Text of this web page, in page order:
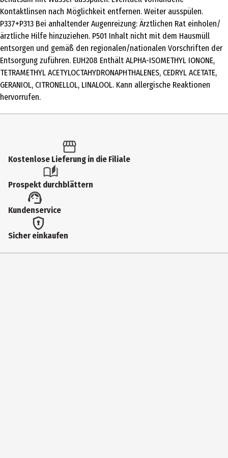
Tonkabohne, Vanille, weißer Moschus
Herznote
Rose, Veilchen, Zedernholz, Vetiver
Kopfnote
Sternanis, Vanilleblume, Geranie
Hersteller
ipuro GmbH
Lindleystraße 8D, 60314 Frankfurt am Main
Kontaktmöglichkeit
info@ipuro.com
Kontaktlinsen nach Möglichkeit entfernen. Weiter ausspülen.
P337+P313 Bei anhaltender Augenreizung: Ärztlichen Rat einholen/
ärztliche Hilfe hinzuziehen. P501 Inhalt nicht mit dem Hausmüll
entsorgen und gemäß den regionalen/nationalen Vorschriften der
Entsorgung zuführen. EUH208 Enthält ALPHA-ISOMETHYL IONONE,
TETRAMETHYL ACETYLOCTAHYDRONAPHTHALENES, CEDRYL ACETATE,
GERANIOL, CITRONELLOL, LINALOOL. Kann allergische Reaktionen
hervorrufen.
Kostenlose Lieferung in die Filiale
Prospekt durchblättern
Kundenservice
Sicher einkaufen